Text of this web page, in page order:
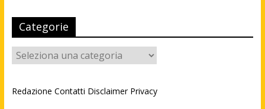
Categorie
Categorie
Redazione Contatti Disclaimer Privacy